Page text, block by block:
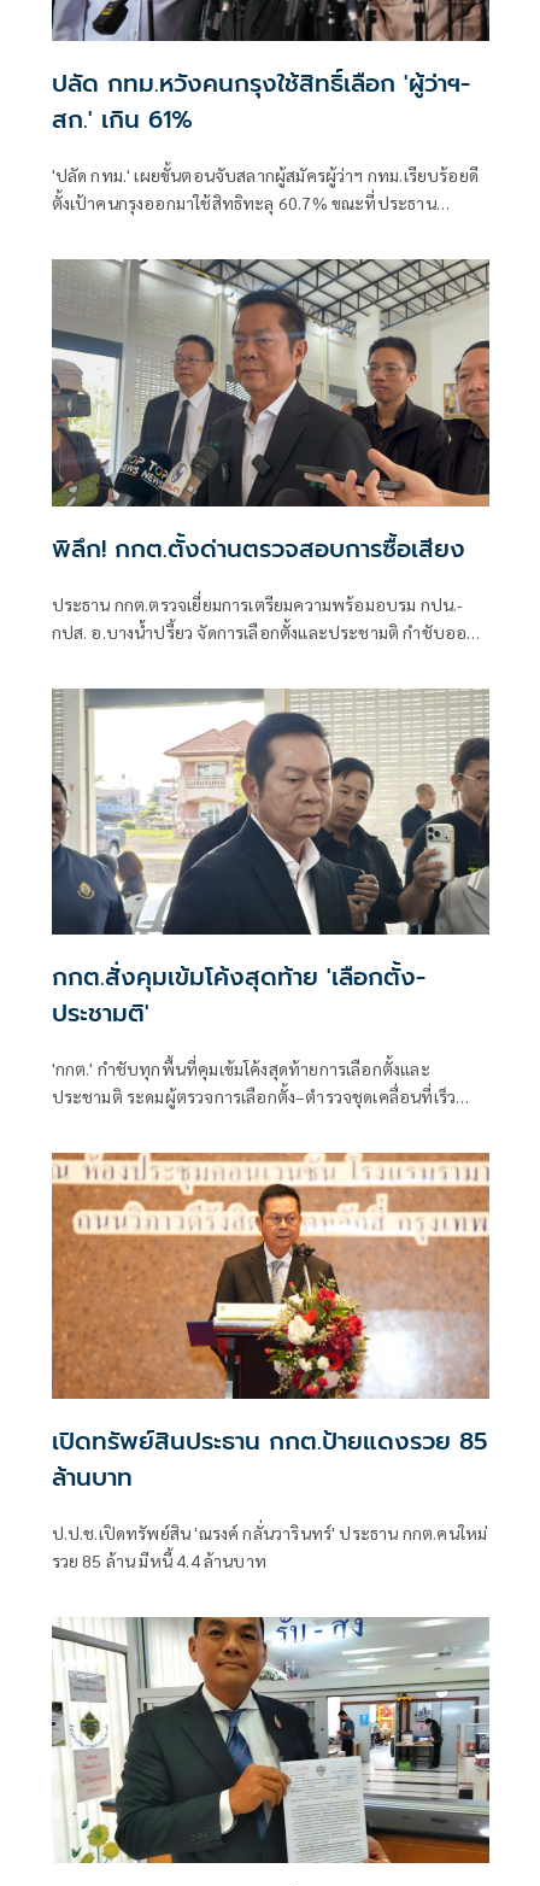
ปลัด กทม.หวังคนกรุงใช้สิทธิ์เลือก 'ผู้ว่าฯ-
สก.' เกิน 61%
'ปลัด กทม.' เผยขั้นตอนจับสลากผู้สมัครผู้ว่าฯ กทม.เรียบร้อยดี
ตั้งเป้าคนกรุงออกมาใช้สิทธิทะลุ 60.7% ขณะที่ประธาน
พิลึก! กกต.ตั้งด่านตรวจสอบการซื้อเสียง
ประธาน กกต.ตรวจเยี่ยมการเตรียมความพร้อมอบรม กปน.-
กปส. อ.บางน้ำปรี้ยว จัดการเลือกตั้งและประชามติ กำชับออก
กกต.สั่งคุมเข้มโค้งสุดท้าย 'เลือกตั้ง-
ประชามติ'
'กกต.' กำชับทุกพื้นที่คุมเข้มโค้งสุดท้ายการเลือกตั้งและ
ประชามติ ระดมผู้ตรวจการเลือกตั้ง–ตำรวจชุดเคลื่อนที่เร็ว
ร้องเรียนเจ้าหน้าที่ไม่เป็นกลางที่พิจิตรแล้ว
เปิดทรัพย์สินประธาน กกต.ป้ายแดงรวย 85
ล้านบาท
ป.ป.ช.เปิดทรัพย์สิน 'ณรงค์ กลั่นวารินทร์' ประธาน กกต.คนใหม่
รวย 85 ล้าน มีหนี้ 4.4 ล้านบาท